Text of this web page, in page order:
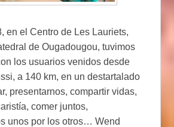
en el Centro de Les Lauriets,
de Ougadougou, tuvimos
los usuarios venidos desde
a 140 km, en un destartalado
presentarnos, compartir vidas,
comer juntos,
unos por los otros… Wend